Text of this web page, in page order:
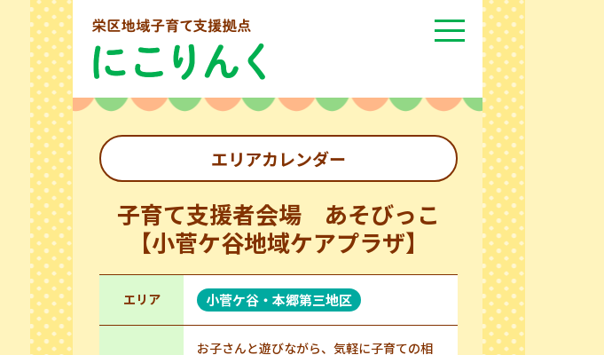
エリアカレンダー
子育て支援者会場 あそびっこ
【小菅ケ谷地域ケアプラザ】
エリア 小菅ケ谷・本郷第三地区
お子さんと遊びながら、気軽に子育ての相